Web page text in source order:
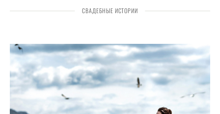
СВАДЕБНЫЕ ИСТОРИИ